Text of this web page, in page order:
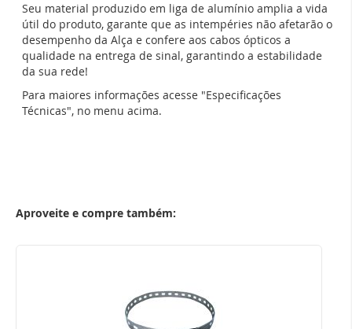
Seu material produzido em liga de alumínio amplia a vida
útil do produto, garante que as intempéries não afetarão o
desempenho da Alça e confere aos cabos ópticos a
qualidade na entrega de sinal, garantindo a estabilidade
da sua rede!
Para maiores informações acesse "Especificações
Técnicas", no menu acima.
Aproveite e compre também: